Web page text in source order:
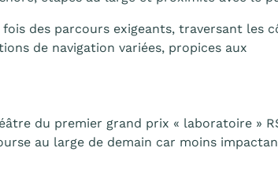
des parcours exigeants, traversant les
de navigation variées, propices aux
du premier grand prix « laboratoire »
au large de demain car moins